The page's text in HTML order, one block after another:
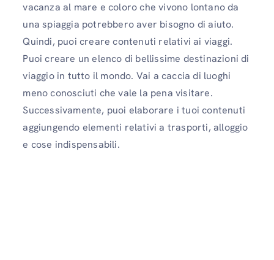
vacanza al mare e coloro che vivono lontano da
una spiaggia potrebbero aver bisogno di aiuto.
Quindi, puoi creare contenuti relativi ai viaggi.
Puoi creare un elenco di bellissime destinazioni di
viaggio in tutto il mondo. Vai a caccia di luoghi
meno conosciuti che vale la pena visitare.
Successivamente, puoi elaborare i tuoi contenuti
aggiungendo elementi relativi a trasporti, alloggio
e cose indispensabili.